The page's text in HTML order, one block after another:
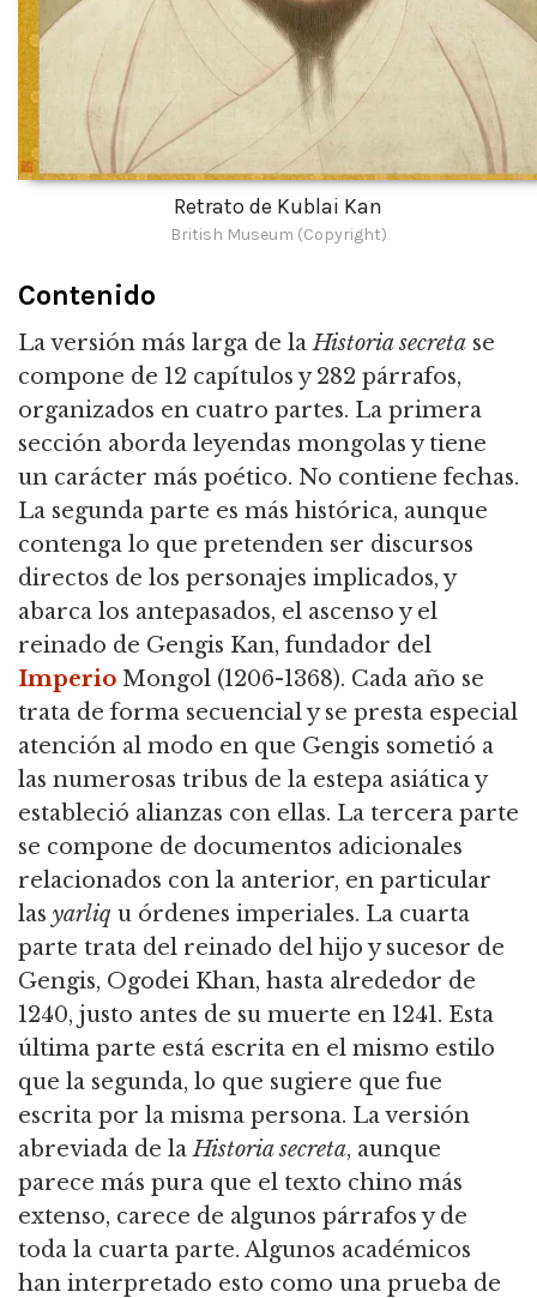
Retrato de Kublai Kan
British Museum (Copyright)
Contenido
La versión más larga de laHistoria secreta se
compone de 12 capítulos y 282 párrafos,
organizados en cuatro partes. La primera
sección aborda leyendas mongolas y tiene
un carácter más poético. No contiene fechas.
La segunda parte es más histórica, aunque
contenga lo que pretenden ser discursos
directos de los personajes implicados, y
abarca los antepasados, el ascenso y el
reinado de Gengis Kan, fundador del
Imperio Mongol (1206-1368). Cada año se
trata de forma secuencial y se presta especial
atención al modo en que Gengis sometió a
las numerosas tribus de la estepa asiática y
estableció alianzas con ellas. La tercera parte
se compone de documentos adicionales
relacionados con la anterior, en particular
las yarliq u órdenes imperiales. La cuarta
parte trata del reinado del hijo y sucesor de
Gengis, Ogodei Khan, hasta alrededor de
1240, justo antes de su muerte en 1241. Esta
última parte está escrita en el mismo estilo
que la segunda, lo que sugiere que fue
escrita por la misma persona. La versión
abreviada de laHistoria secreta, aunque
parece más pura que el texto chino más
extenso, carece de algunos párrafos y de
toda la cuarta parte. Algunos académicos
han interpretado esto como una prueba de